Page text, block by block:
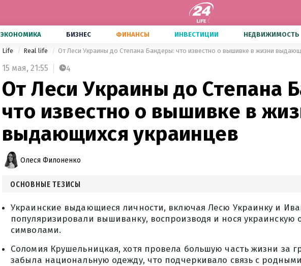
ЭКОНОМИКА БИЗНЕС ФИНАНСЫ ИНВЕСТИЦИИ НЕДВИЖИМОСТЬ
Life Real life От Леси Украины до Степана Бандеры: что известно о вышивке в жизни
15 мая, 21:55 4
От Леси Украины до Степана
что известно о вышивке в
выдающихся украинцев
Олеся Филоненко
ОСНОВНЫЕ ТЕЗИСЫ
Украинские выдающиеся личности, включая Лесю Украинку и
популяризировали вышиванку, воспроизводя и нося украинскую
символами.
Соломия Крушельницкая, хотя провела большую часть жизни за
забыла национальную одежду, что подчеркивало связь с